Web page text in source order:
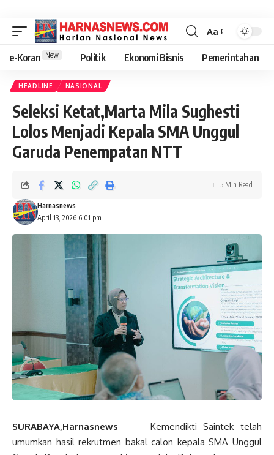
Aa
e-Koran New Politik Ekonomi Bisnis Pemerintahan
HEADLINE NASIONAL
Seleksi Ketat,Marta Mila Sughesti
Lolos Menjadi Kepala SMA Unggul
Garuda Penempatan NTT
April 13, 2026 6:01 pm
Harnasnews
5 Min Read
SURABAYA,Harnasnews
– Kemendikti Saintek telah
umumkan hasil rekrutmen bakal calon kepala SMA Unggul